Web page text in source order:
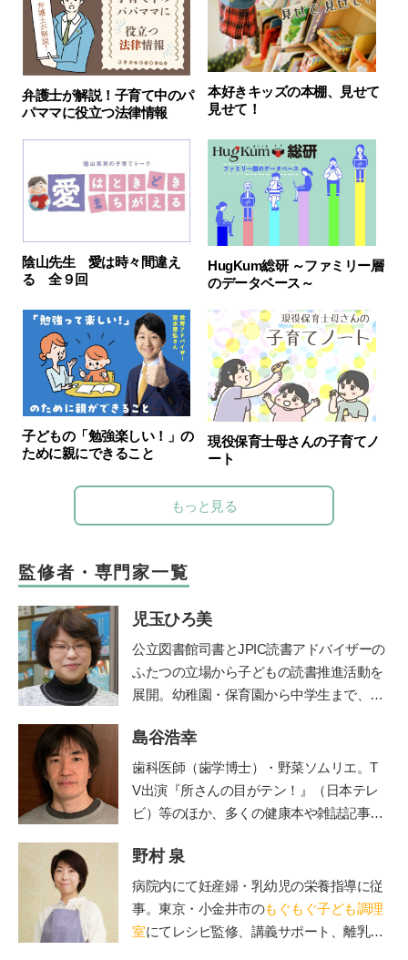
弁護士が解説！子育て中のパ
パママに役立つ法律情報
本好きキッズの本棚、見せて
見せて！
陰山先生 愛は時々間違え
る 全９回
HugKum総研 ～ファミリー層
のデータベース～
子どもの「勉強楽しい！」の
ために親にできること
現役保育士母さんの子育てノ
ート
もっと見る
監修者・専門家一覧
児玉ひろ美
公立図書館司書とJPIC読書アドバイザーの
ふたつの立場から子どもの読書推進活動を
展開。幼稚園・保育園から中学生まで、お
人への講座や講演を行う。近年は大学にて
児童文化財としての絵本の魅力を学生に伝
えている。鎌倉女子大学短期大学部非常勤
講師など、幅広く活躍。著書に『0～5歳
ド』『子どもを育てる0歳・1歳・2歳児に
ぴったりの絵本』（共に小学館）がある。
島谷浩幸
歯科医師（歯学博士）・野菜ソムリエ。T
V出演『所さんの目がテン！』（日本テレ
ビ）等のほか、多くの健康本や雑誌記事・
由流里舎農園
認。Twitterも更新中。
野村 泉
病院内にて妊産婦・乳幼児の栄養指導に従
事。東京・小金井市のもぐもぐ子ども調理
室にてレシピ監修、講義サポート、離乳